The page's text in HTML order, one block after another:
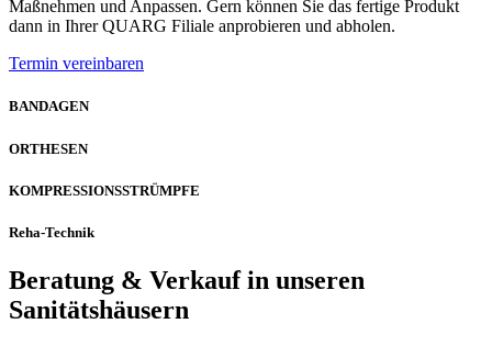
Maßnehmen und Anpassen. Gern können Sie das fertige Produkt
dann in Ihrer QUARG Filiale anprobieren und abholen.
Termin vereinbaren
BANDAGEN
ORTHESEN
KOMPRESSIONSSTRÜMPFE
Reha-Technik
Beratung & Verkauf in unseren
Sanitätshäusern